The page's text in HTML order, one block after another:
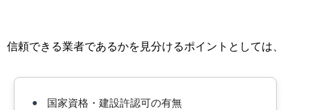
信頼できる業者であるかを見分けるポイントとしては、
● 国家資格・建設許認可の有無